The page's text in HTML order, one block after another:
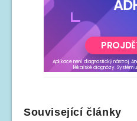
Související články